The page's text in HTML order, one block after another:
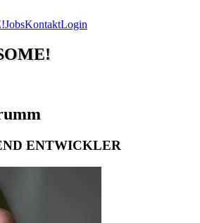
JobsKontaktLogin
ENTWICKLER